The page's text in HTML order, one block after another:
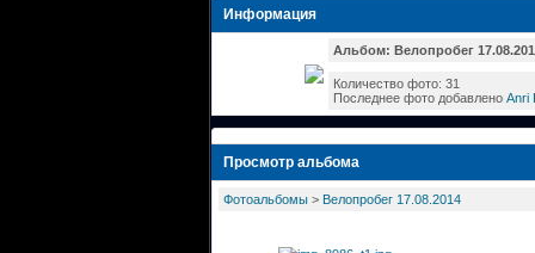
Информация
Альбом: Велопробег
Количество фото: 31
Последнее фото добавлено Anri
Просмотр альбома
Фотоальбомы> Велопробег 17.08.2014